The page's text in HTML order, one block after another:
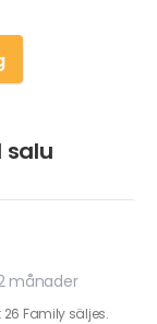
salu
månader
Family säljes.